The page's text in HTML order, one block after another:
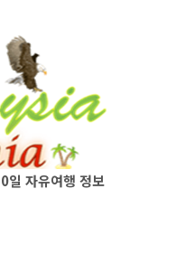
일 자유여행 정보